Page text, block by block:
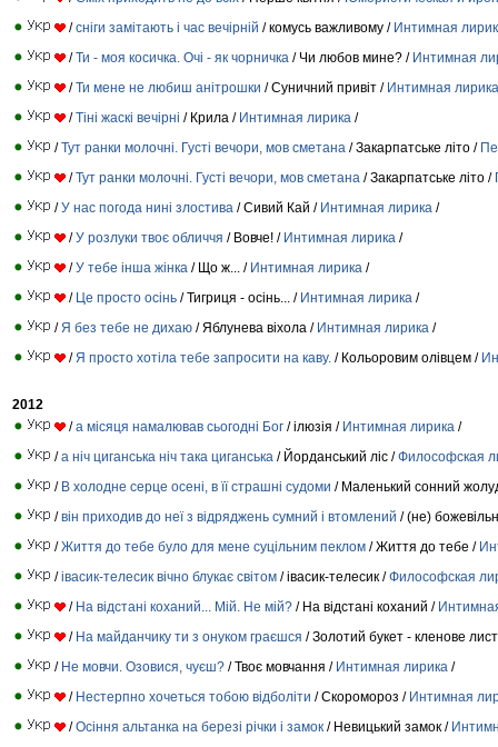
/сніги замітають і час вечірній / комусь важливому / Интимная
/Ти - моя косичка. Очі - як чорничка / Чи любов мине? / Интимная
/Ти мене не любиш анітрошки / Суничний привіт / Интимная лирика
/Тіні жаскі вечірні / Крила / Интимная лирика /
/Тут ранки молочні. Густі вечори, мов сметана / Закарпатське літо /
/Тут ранки молочні. Густі вечори, мов сметана / Закарпатське літо /
/У нас погода нині злостива / Сивий Кай / Интимная лирика /
/У розлуки твоє обличчя / Вовче! / Интимная лирика /
/У тебе інша жінка / Що ж... / Интимная лирика /
/ Це просто осінь / Тигриця - осiнь... / Интимная лирика /
/ Я без тебе не дихаю / Яблунева віхола / Интимная лирика /
/ Я просто хотіла тебе запросити на каву. / Кольоровим олівцем /
2012
/а місяця намалював сьогодні Бог / ілюзія / Интимная лирика /
/а ніч циганська ніч така циганська / Йорданський ліс /Философская
/ В холодне серце осені, в її страшні судоми / Маленький сонний
/він приходив до неї з відряджень сумний і втомлений / (не)
/Життя до тебе було для мене суцільним пеклом / Життя до тебе /
/івасик-телесик вічно блукає світом / івасик-телесик /Философская
/ На відстані коханий... Мій. Не мій? / На відстані коханий /
/ На майданчику ти з онуком граєшся / Золотий букет - кленове
/ Не мовчи. Озовися, чуєш? / Твоє мовчання / Интимная лирика /
/ Нестерпно хочеться тобою відболіти / Скоромороз / Интимная
/Осіння альтанка на березі річки і замок / Невицький замок /